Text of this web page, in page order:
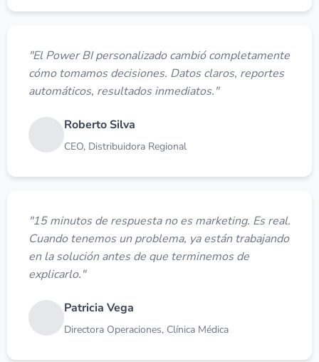
"El Power BI personalizado cambió completamente
cómo tomamos decisiones. Datos claros, reportes
automáticos, resultados inmediatos."
Roberto Silva
CEO, Distribuidora Regional
"15 minutos de respuesta no es marketing. Es real.
Cuando tenemos un problema, ya están trabajando
en la solución antes de que terminemos de
explicarlo."
Patricia Vega
Directora Operaciones, Clínica Médica